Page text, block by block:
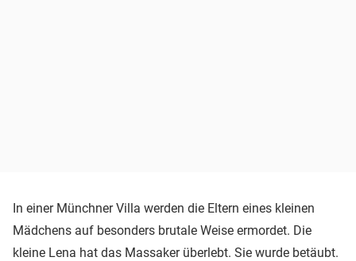
In einer Münchner Villa werden die Eltern eines kleinen
Mädchens auf besonders brutale Weise ermordet. Die
kleine Lena hat das Massaker überlebt. Sie wurde betäubt.